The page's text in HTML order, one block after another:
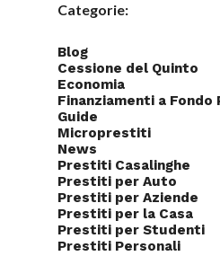
Categorie:
Blog
Cessione del Quinto
Economia
Finanziamenti a Fondo
Guide
Microprestiti
News
Prestiti Casalinghe
Prestiti per Auto
Prestiti per Aziende
Prestiti per la Casa
Prestiti per Studenti
Prestiti Personali